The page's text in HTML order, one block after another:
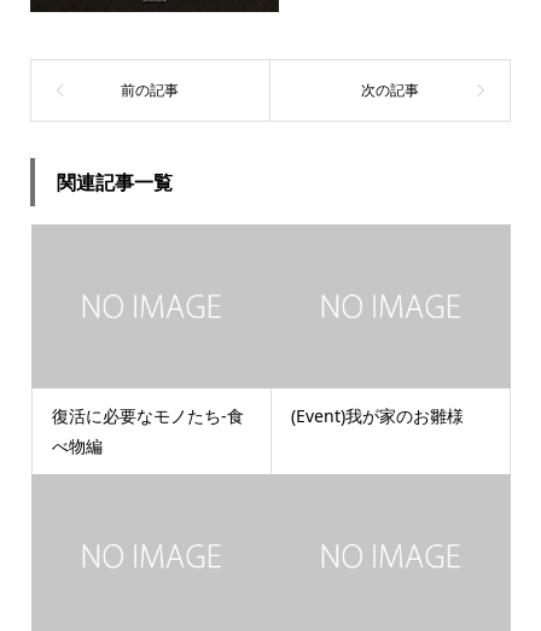
関連記事一覧
復活に必要なモノたち-食
べ物編
(Event)我が家のお雛様